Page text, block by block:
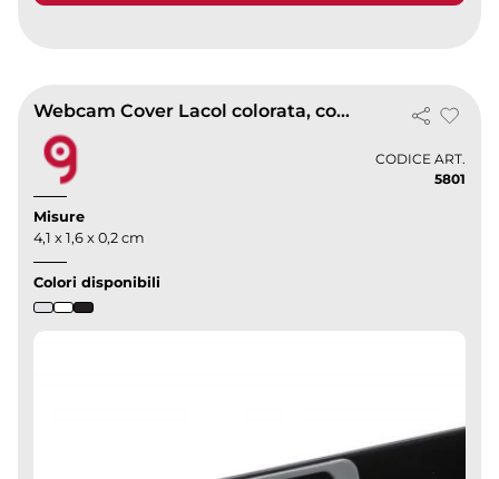
Webcam Cover Lacol colorata, copri webcam privacy 4,1x1,6cm
CODICE ART.
5801
Misure
4,1 x 1,6 x 0,2 cm
Colori disponibili